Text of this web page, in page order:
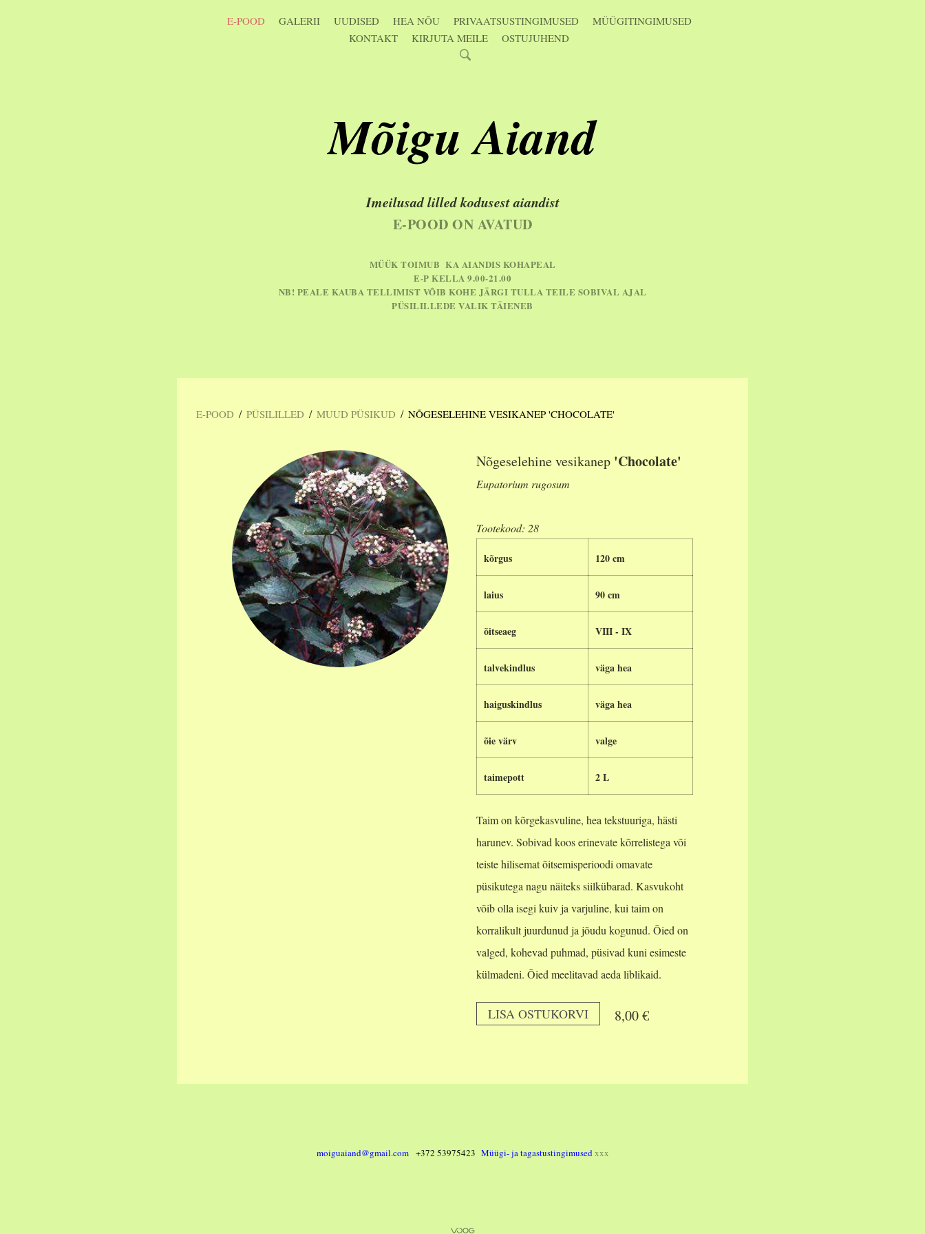
E-POOD GALERII UUDISED HEA NÕU PRIVAATSUSTINGIMUSED
MÜÜGITINGIMUSED
KONTAKT
KIRJUTA MEILE OSTUJUHEND
Mõigu Aiand
Imeilusad lilled kodusest aiandist
E-POOD ON AVATUD
MÜÜK TOIMUB KA AIANDIS KOHAPEAL
E-P KELLA 9.00-21.00
NB! PEALE KAUBA TELLIMIST VÕIB KOHE JÄRGI TULLA TEILE SOBIVAL AJAL
PÜSILILLEDE VALIK TÄIENEB
E-POOD / PÜSILILLED / MUUD PÜSIKUD / NÕGESELEHINE VESIKANEP 'CHOCOLATE'
Nõgeselehine vesikanep 'Chocolate'
Eupatorium rugosum
Tootekood: 28
kõrgus 120 cm
laius 90 cm
õitseaeg VIII - IX
talvekindlus väga hea
haiguskindlus väga hea
õie värv valge
taimepott 2 L
Taim on kõrgekasvuline, hea tekstuuriga, hästi
harunev. Sobivad koos erinevate kõrrelistega või
teiste hilisemat õitsemisperioodi omavate
püsikutega nagu näiteks siilkübarad. Kasvukoht
võib olla isegi kuiv ja varjuline, kui taim on
korralikult juurdunud ja jõudu kogunud. Õied on
valged, kohevad puhmad, püsivad kuni esimeste
külmadeni. Õied meelitavad aeda liblikaid.
LISA OSTUKORVI 8,00 €
moiguaiand@gmail.com +372 53975423 Müügi- ja tagastustingimusedxxx